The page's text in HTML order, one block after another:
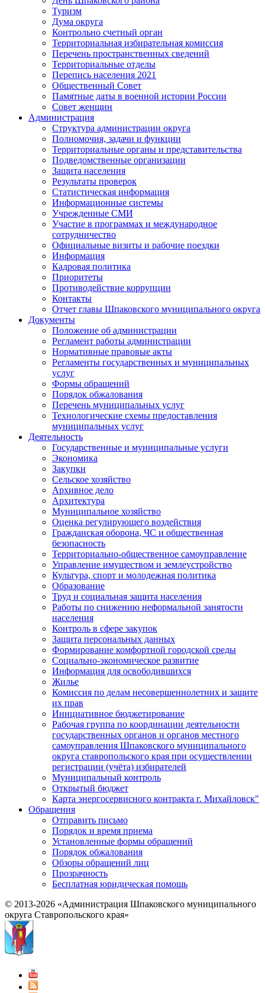
Туризм
Дума округа
Контрольно счетный орган
Территориальная избирательная комиссия
Перечень пространственных сведений
Территориальные отделы
Перепись населения 2021
Общественный Совет
Памятные даты в военной истории России
Совет женщин
Администрация
Структура администрации округа
Полномочия, задачи и функции
Территориальные органы и представительства
Подведомственные организации
Защита населения
Результаты проверок
Статистическая информация
Информационные системы
Учрежденные СМИ
Участие в программах и международное
сотрудничество
Официальные визиты и рабочие поездки
Информация
Кадровая политика
Приоритеты
Противодействие коррупции
Контакты
Отчет главы Шпаковского муниципального округа
Документы
Положение об администрации
Регламент работы администрации
Нормативные правовые акты
Регламенты государственных и муниципальных
услуг
Формы обращений
Порядок обжалования
Перечень муниципальных услуг
Технологические схемы предоставления
муниципальных услуг
Деятельность
Государственные и муниципальные услуги
Экономика
Закупки
Сельское хозяйство
Архивное дело
Архитектура
Муниципальное хозяйство
Оценка регулирующего воздействия
Гражданская оборона, ЧС и общественная
безопасность
Территориально-общественное самоуправление
Управление имуществом и землеустройство
Культура, спорт и молодежная политика
Образование
Труд и социальная защита населения
Работы по снижению неформальной занятости
населения
Контроль в сфере закупок
Защита персональных данных
Формирование комфортной городской среды
Социально-экономическое развитие
Информация для освободившихся
Жилье
Комиссия по делам несовершеннолетних и защите
их прав
Инициативное бюджетирование
Рабочая группа по координации деятельности
государственных органов и органов местного
самоуправления Шпаковского муниципального
округа ставропольского края при осуществлении
регистрации (учёта) избирателей
Муниципальный контроль
Открытый бюджет
Карта энергосервисного контракта г. Михайловск"
Обращения
Отправить письмо
Порядок и время приема
Установленные формы обращений
Порядок обжалования
Обзоры обращений лиц
Прозрачность
Бесплатная юридическая помощь
© 2013-2026 «Администрация Шпаковского муниципального
округа Ставропольского края»